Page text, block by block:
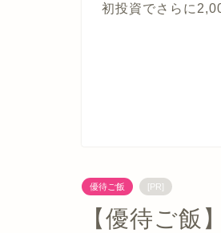
初投資でさらに
優待ご飯 [PR]
【優待ご飯